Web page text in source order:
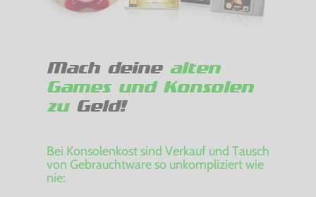
Mach deine alten
Games und Konsolen
zuGeld!
Bei Konsolenkost sind Verkauf und Tausch
von Gebrauchtware so unkompliziert wie
nie: